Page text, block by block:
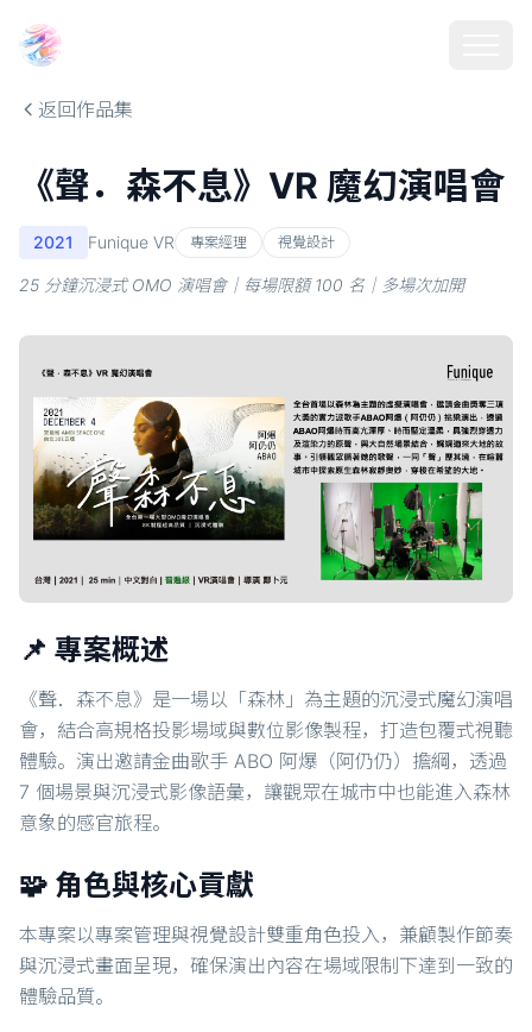
返回作品集
《聲．森不息》VR 魔幻演唱會
2021 Funique VR 專案經理 視覺設計
25 分鐘沉浸式 OMO 演唱會｜每場限額 100 名｜多場次加開
📌 專案概述
《聲．森不息》是一場以「森林」為主題的沉浸式魔幻演唱
會，結合高規格投影場域與數位影像製程，打造包覆式視聽
體驗。演出邀請金曲歌手 ABO 阿爆（阿仍仍）擔綱，透過
7 個場景與沉浸式影像語彙，讓觀眾在城市中也能進入森林
意象的感官旅程。
🧩 角色與核心貢獻
本專案以專案管理與視覺設計雙重角色投入，兼顧製作節奏
與沉浸式畫面呈現，確保演出內容在場域限制下達到一致的
體驗品質。